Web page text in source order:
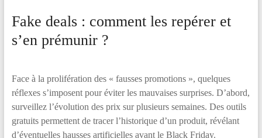
Fake deals : comment les repérer et
s’en prémunir ?
Face à la prolifération des « fausses promotions », quelques
réflexes s’imposent pour éviter les mauvaises surprises. D’abord,
surveillez l’évolution des prix sur plusieurs semaines. Des outils
gratuits permettent de tracer l’historique d’un produit, révélant
d’éventuelles hausses artificielles avant le Black Friday.